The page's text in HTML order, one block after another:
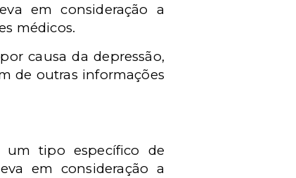
em consideração a
médicos.
causa da depressão,
de outras informações
um tipo específico de
em consideração a